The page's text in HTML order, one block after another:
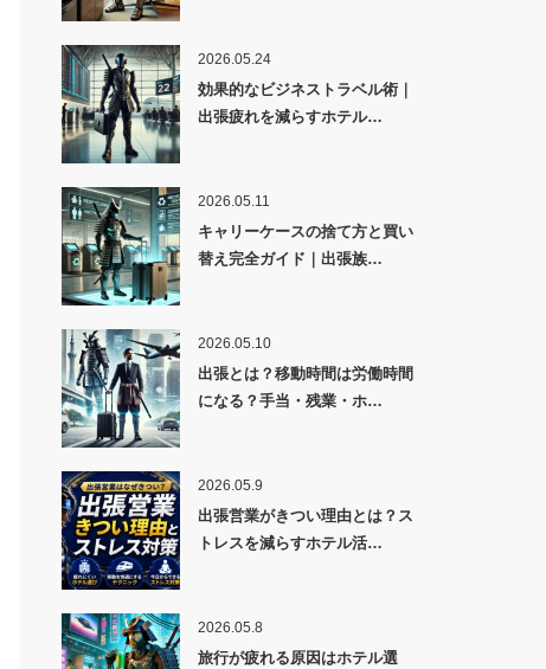
2026.05.24
効果的なビジネストラベル術｜
出張疲れを減らすホテル…
2026.05.11
キャリーケースの捨て方と買い
替え完全ガイド｜出張族…
2026.05.10
出張とは？移動時間は労働時間
になる？手当・残業・ホ…
2026.05.9
出張営業がきつい理由とは？ス
トレスを減らすホテル活…
2026.05.8
旅行が疲れる原因はホテル選